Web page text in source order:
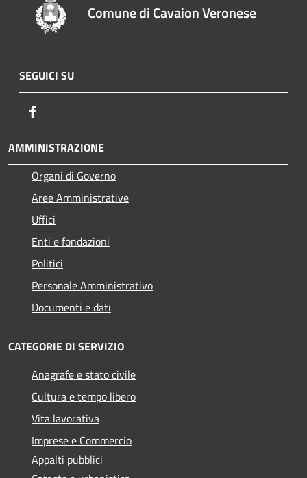
Comune di Cavaion Veronese
SEGUICI SU
AMMINISTRAZIONE
Organi di Governo
Aree Amministrative
Uffici
Enti e fondazioni
Politici
Personale Amministrativo
Documenti e dati
CATEGORIE DI SERVIZIO
Anagrafe e stato civile
Cultura e tempo libero
Vita lavorativa
Imprese e Commercio
Appalti pubblici